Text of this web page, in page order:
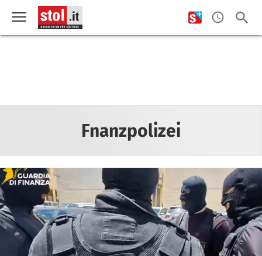
Fnanzpolizei